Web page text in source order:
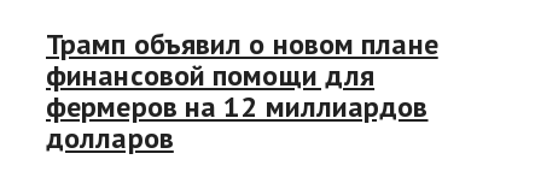
Трамп объявил о новом плане
финансовой помощи для
фермеров на 12 миллиардов
долларов